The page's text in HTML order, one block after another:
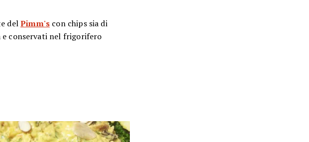
delPimm's con chips sia di
conservati nel frigorifero